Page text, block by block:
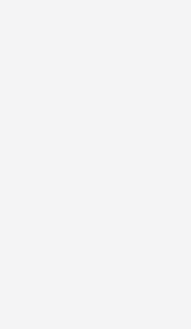
were great. Very
Decor was
Don’t think will go
expensive imo.
for the 50%, except